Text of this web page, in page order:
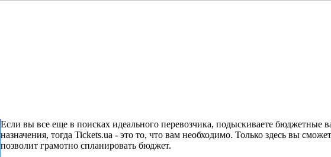
Если вы все еще в поисках идеального перевозчика, подыскиваете бюджетные
назначения, тогда Tickets.ua - это то, что вам необходимо. Только здесь вы
позволит грамотно спланировать бюджет.